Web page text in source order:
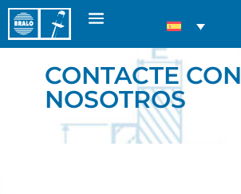
CONTACTE CON
NOSOTROS